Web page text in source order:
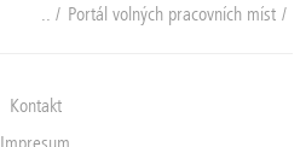
Portál volných pracovních míst
Kontakt
Impresum